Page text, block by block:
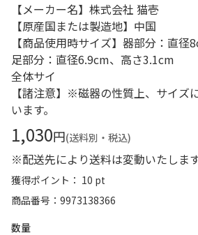
【メーカー名】株式会社 猫壱
【原産国または製造地】中国
【商品使用時サイズ】器部分：直径
足部分：直径6.9cm、高さ3.1cm
全体サイ
【諸注意】※磁器の性質上、サイズ
います。
1,030円(送料別・税込)
※配送先により送料は変動いたします
獲得ポイント： 10 pt
商品番号
9973138366
数量